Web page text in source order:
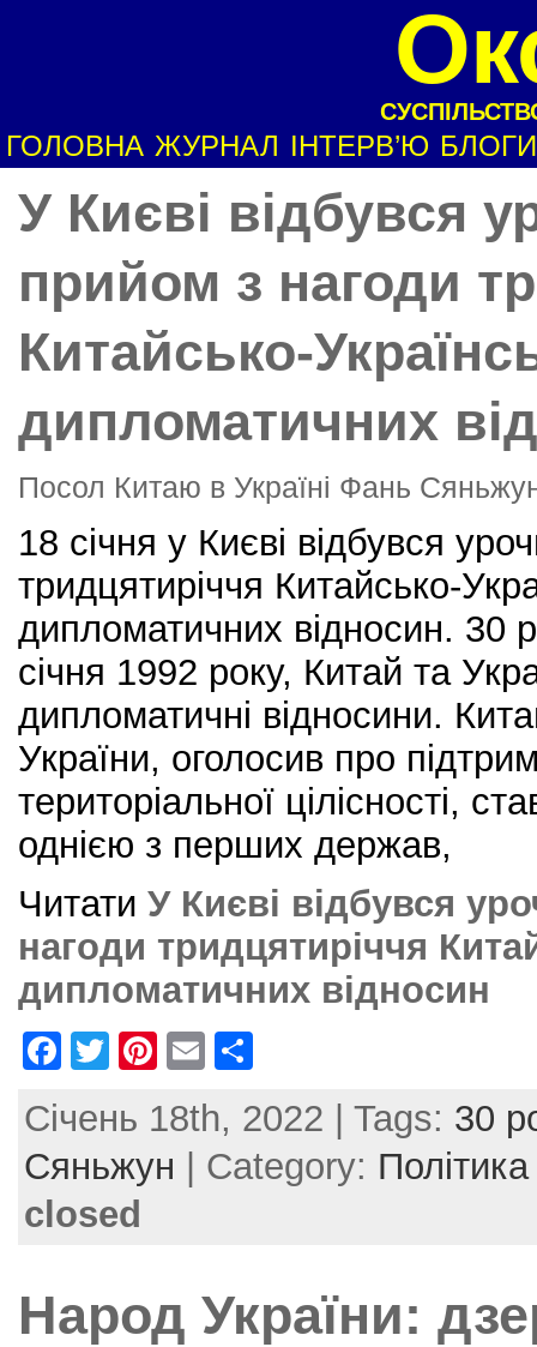
ГОЛОВНА ЖУРНАЛ ІНТЕРВ’Ю БЛОГИ
У Києві відбувся
прийом з нагоди
Китайсько-
дипломатичних
Посол Китаю в Україні Фань
18 січня у Києві відбувся
тридцятиріччя Китайсько-
дипломатичних відносин. 30
січня 1992 року, Китай та
дипломатичні відносини.
України, оголосив про
територіальної цілісності,
однією з перших держав,
Читати У Києві відбувся
нагоди тридцятиріччя
дипломатичних відносин
F
c
e
b
k
T
itt
er
Pi
er
e
E
ai
l
ar
e
Січень 18th, 2022 | Tags: 30
Сяньжун | Category: Політика
closed
Народ України: